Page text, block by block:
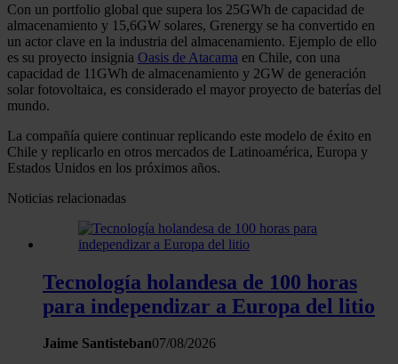
Con un portfolio global que supera los 25GWh de capacidad de
almacenamiento y 15,6GW solares, Grenergy se ha convertido en
un actor clave en la industria del almacenamiento. Ejemplo de ello
es su proyecto insignia Oasis de Atacama en Chile, con una
capacidad de 11GWh de almacenamiento y 2GW de generación
solar fotovoltaica, es considerado el mayor proyecto de baterías del
mundo.
La compañía quiere continuar replicando este modelo de éxito en
Chile y replicarlo en otros mercados de Latinoamérica, Europa y
Estados Unidos en los próximos años.
Noticias relacionadas
Tecnología holandesa de 100 horas
para independizar a Europa del litio
Jaime Santisteban07/08/2026